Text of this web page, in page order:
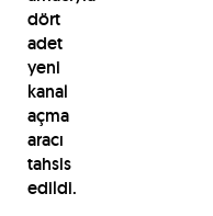
dört
adet
yeni
kanal
açma
aracı
tahsis
edildi.